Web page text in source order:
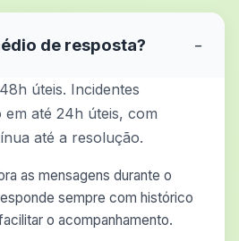
de resposta? −
úteis. Incidentes
em até 24h úteis, com
até a resolução.
as mensagens durante o
sempre com histórico
o acompanhamento.